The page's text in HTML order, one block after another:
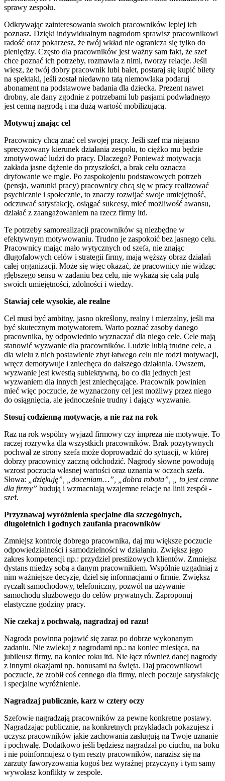
sprawy zespołu.
Odkrywając zainteresowania swoich pracowników lepiej ich
poznasz. Dzięki indywidualnym nagrodom sprawisz pracownikowi
radość oraz pokarzesz, że twój wkład nie ogranicza się tylko do
pieniędzy. Często dla pracowników jest ważny sam fakt, że szef
chce poznać ich potrzeby, rozmawia z nimi, tworzy relacje. Jeśli
wiesz, że twój dobry pracownik lubi balet, postaraj się kupić bilety
na spektakl, jeśli został niedawno tatą niemowlaka podaruj
abonament na podstawowe badania dla dziecka. Prezent nawet
drobny, ale dany zgodnie z potrzebami lub pasjami podwładnego
jest cenną nagrodą i ma dużą wartość mobilizującą.
Motywuj znając cel
Pracownicy chcą znać cel swojej pracy. Jeśli szef ma niejasno
sprecyzowany kierunek działania zespołu, to ciężko mu będzie
zmotywować ludzi do pracy. Dlaczego? Ponieważ motywacja
zakłada jasne dążenie do przyszłości, a brak celu oznacza
dryfowanie we mgle. Po zaspokojeniu podstawowych potrzeb
(pensja, warunki pracy) pracownicy chcą się w pracy realizować
psychicznie i społecznie, to znaczy rozwijać swoje umiejętność,
odczuwać satysfakcję, osiągać sukcesy, mieć możliwość awansu,
działać z zaangażowaniem na rzecz firmy itd.
Te potrzeby samorealizacji pracowników są niezbędne w
efektywnym motywowaniu. Trudno je zaspokoić bez jasnego celu.
Pracownicy mając mało wytycznych od szefa, nie znając
długofalowych celów i strategii firmy, mają węższy obraz działań
całej organizacji. Może się więc okazać, że pracownicy nie widząc
głębszego sensu w zadaniu bez celu, nie wykażą się całą pulą
swoich umiejętności, zdolności i wiedzy.
Stawiaj cele wysokie, ale realne
Cel musi być ambitny, jasno określony, realny i mierzalny, jeśli ma
być skutecznym motywatorem. Warto poznać zasoby danego
pracownika, by odpowiednio wyznaczać dla niego cele. Cele mają
stanowić wyzwanie dla pracowników. Ludzie lubią trudne cele, a
dla wielu z nich postawienie zbyt łatwego celu nie rodzi motywacji,
wręcz demotywuje i zniechęca do dalszego działania. Owszem,
wyzwanie jest kwestią subiektywną, bo co dla jednych jest
wyzwaniem dla innych jest zniechęcające. Pracownik powinien
mieć więc poczucie, że wyznaczony cel jest możliwy przez niego
do osiągnięcia, ale jednocześnie trudny i dający wyzwanie.
Stosuj codzienną motywacje, a nie raz na rok
Raz na rok wspólny wyjazd firmowy czy impreza nie motywuje. To
raczej rozrywka dla wszystkich pracowników. Brak pozytywnych
pochwał ze strony szefa może doprowadzić do sytuacji, w której
dobrzy pracownicy zaczną odchodzić. Nagrody słowne powodują
wzrost poczucia własnej wartości oraz uznania w oczach szefa.
Słowa: „dziękuję”, „doceniam…”, „dobra robota”, „ to jest cenne
dla firmy” budują i wzmacniają wzajemne relacje na linii zespół -
szef.
Przyznawaj wyróżnienia specjalne dla szczególnych,
długoletnich i godnych zaufania pracowników
Zmniejsz kontrolę dobrego pracownika, daj mu większe poczucie
odpowiedzialności i samodzielności w działaniu. Zwiększ jego
zakres kompetencji np.: przydziel prestiżowych klientów. Zmniejsz
dystans miedzy sobą a danym pracownikiem. Wspólnie uzgadniaj z
nim ważniejsze decyzje, dziel się informacjami o firmie. Zwiększ
ryczałt samochodowy, telefoniczny, pozwól na używanie
samochodu służbowego do celów prywatnych. Zaproponuj
elastyczne godziny pracy.
Nie czekaj z pochwałą, nagradzaj od razu!
Nagroda powinna pojawić się zaraz po dobrze wykonanym
zadaniu. Nie zwlekaj z nagrodami np.: na koniec miesiąca, na
jubileusz firmy, na koniec roku itd. Nie łącz również danej nagrody
z innymi okazjami np. bonusami na święta. Daj pracownikowi
poczucie, że zrobił coś cennego dla firmy, niech poczuje satysfakcję
i specjalne wyróżnienie.
Nagradzaj publicznie, karz w cztery oczy
Szefowie nagradzają pracowników za pewne konkretne postawy.
Nagradzając publicznie, na konkretnych przykładach pokazujesz i
uczysz pracowników jakie zachowania zasługują na Twoje uznanie
i pochwałę. Dodatkowo jeśli będziesz nagradzał po ciuchu, na boku
i nie poinformujesz o tym reszty pracowników, narazisz się na
zarzuty faworyzowania kogoś bez wyraźnej przyczyny i tym samy
wywołasz konflikty w zespole.